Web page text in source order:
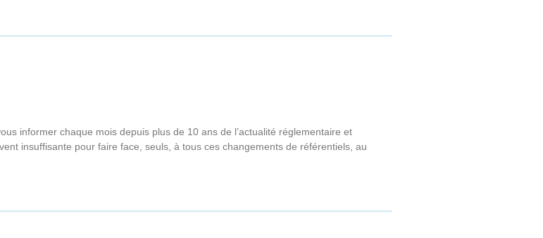
informer chaque mois depuis plus de 10 ans de l’actualité réglementaire et
insuffisante pour faire face, seuls, à tous ces changements de référentiels, au